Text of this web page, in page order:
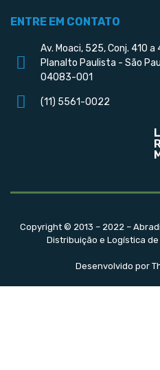
ENTRE EM CONTATO
Av. Moaci, 525, Conj. 410 a
Planalto Paulista - São
04083-001
(11) 5561-0022
Copyright © 2013 – 2022 –
Distribuição e Logística
Desenvolvido por